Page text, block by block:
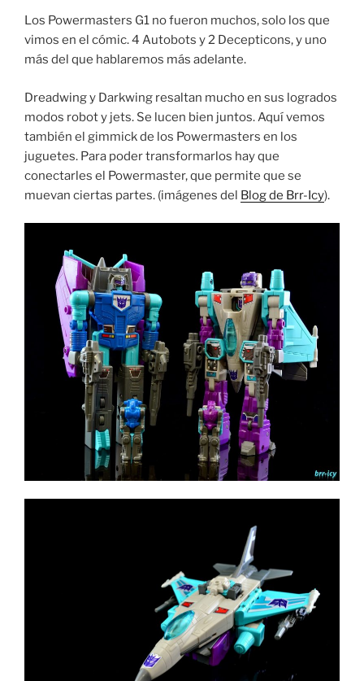
Los Powermasters G1 no fueron muchos, solo los que
vimos en el cómic. 4 Autobots y 2 Decepticons, y uno
más del que hablaremos más adelante.
Dreadwing y Darkwing resaltan mucho en sus logrados
modos robot y jets. Se lucen bien juntos. Aquí vemos
también el gimmick de los Powermasters en los
juguetes. Para poder transformarlos hay que
conectarles el Powermaster, que permite que se
muevan ciertas partes. (imágenes del Blog de Brr-Icy).